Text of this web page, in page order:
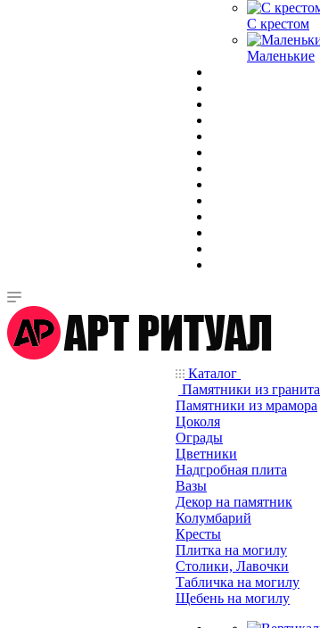
С крестом
Маленькие
Каталог
Памятники из гранита
Памятники из мрамора
Цоколя
Ограды
Цветники
Надгробная плита
Вазы
Декор на памятник
Колумбарий
Кресты
Плитка на могилу
Столики, Лавочки
Табличка на могилу
Щебень на могилу